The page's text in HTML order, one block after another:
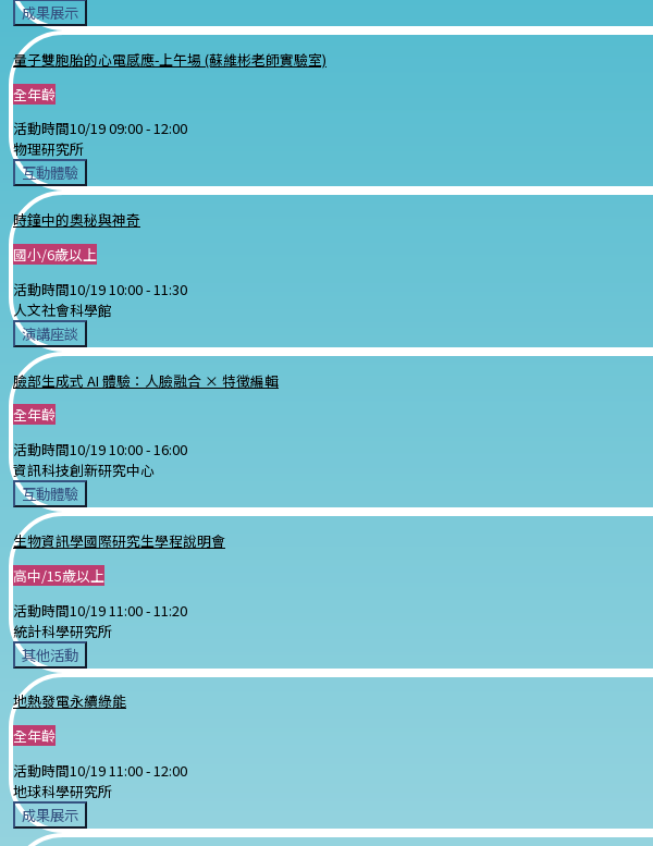
成果展示
量子雙胞胎的心電感應-上午場 (蘇維彬老師實驗室)
全年齡
活動時間10/19 09:00 -12:00
物理研究所
互動體驗
時鐘中的奧秘與神奇
國小/6歲以上
活動時間10/19 10:00 - 11:30
人文社會科學館
演講座談
臉部生成式 AI 體驗：人臉融合 × 特徵編輯
全年齡
活動時間10/19 10:00 -16:00
資訊科技創新研究中心
互動體驗
生物資訊學國際研究生學程說明會
高中/15歲以上
活動時間10/19 11:00 - 11:20
統計科學研究所
其他活動
地熱發電永續綠能
全年齡
活動時間10/19 11:00 -12:00
地球科學研究所
成果展示